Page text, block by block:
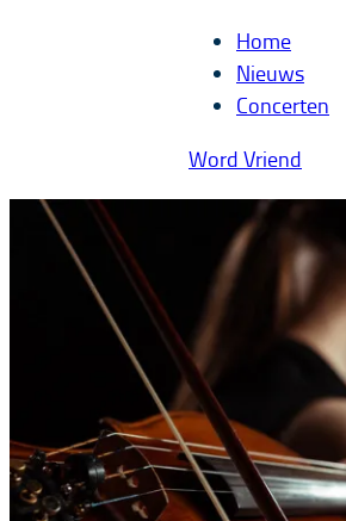
Home
Nieuws
Concerten
Word Vriend